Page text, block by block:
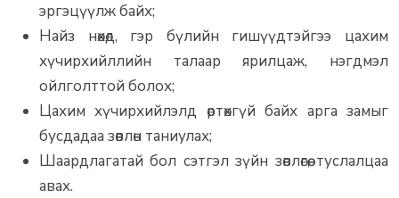
эргэцүүлж байх;
Найз нөхөд, гэр бүлийн гишүүдтэйгээ цахим
хүчирхийллийн талаар ярилцаж, нэгдмэл
ойлголттой болох;
Цахим хүчирхийлэлд өртөхгүй байх арга замыг
бусдадаа зөвлөн таниулах;
Шаардлагатай бол сэтгэл зүйн зөвлөгөө, туслалцаа
авах.